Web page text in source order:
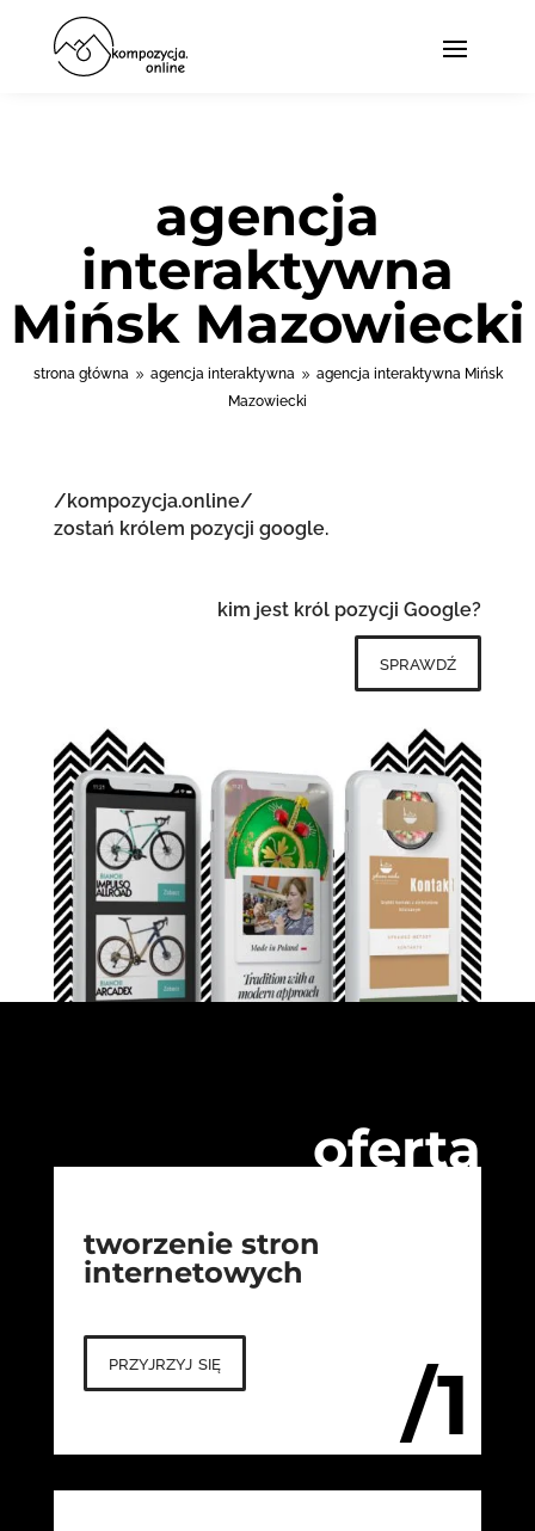
agencja
interaktywna
Mińsk Mazowiecki
strona główna 9 agencja interaktywna 9 agencja interaktywna Mińsk
Mazowiecki
/kompozycja.online/
zostań królem pozycji google.
kim jest król pozycji Google?
sprawdź
oferta
/1
tworzenie stron
internetowych
przyjrzyj się